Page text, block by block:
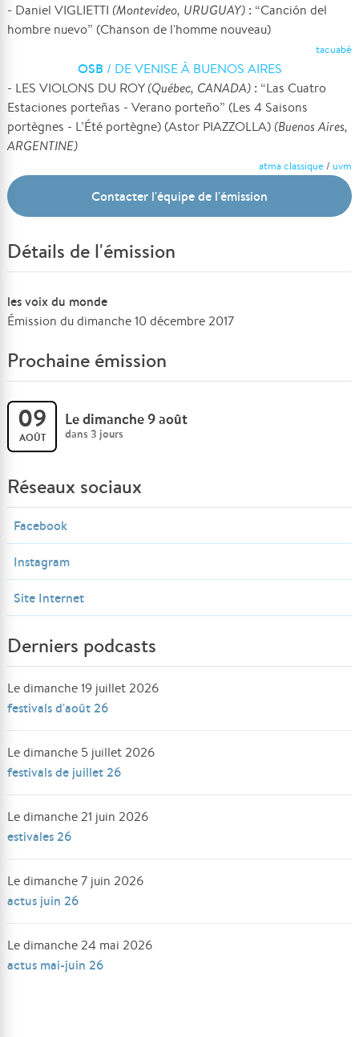
- Daniel VIGLIETTI (Montevideo, URUGUAY) : “Canción del
hombre nuevo” (Chanson de l'homme nouveau)
tacuabé
OSB / DE VENISE À BUENOS AIRES
- LES VIOLONS DU ROY(Québec, CANADA) : “Las Cuatro
Estaciones porteñas - Verano porteño” (Les 4 Saisons
portègnes - L’Été portègne) (Astor PIAZZOLLA) (Buenos Aires,
ARGENTINE)
atma classique/ uvm
Contacter l'équipe de l'émission
Détails de l'émission
les voix du monde
Émission du dimanche 10 décembre 2017
Prochaine émission
09
AOÛT
Le dimanche 9 août
dans 3 jours
Réseaux sociaux
Facebook
Instagram
Site Internet
Derniers podcasts
Le dimanche 19 juillet 2026
festivals d'août 26
Le dimanche 5 juillet 2026
festivals de juillet 26
Le dimanche 21 juin 2026
estivales 26
Le dimanche 7 juin 2026
actus juin 26
Le dimanche 24 mai 2026
actus mai-juin 26